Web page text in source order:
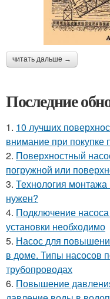
читать дальше →
Последние
1. 10 лучших
внимание при покупке
2. Поверхностный
погружной или
3. Технология
нужен?
4. Подключение
установки необходимо
5. Насос для
в доме. Типы насосов
трубопроводах
6. Повышение